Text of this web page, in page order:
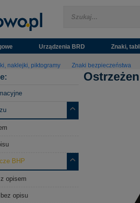
Urządzenia BRD Znaki,
naklejki, piktogramy Znaki bezpieczeństwa
BHP
opisem
opisu